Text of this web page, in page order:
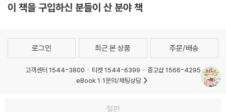
앞으로 미니가 어떻게 학교생활을 해 나가고,
미니는 할머니부터 아버지, 엄마, 오빠, 고양이 마우츠에 이르기 까지 다양
한 가족과의 소통을 통해서 자신의 상황과 사건들을 해결해 나가고 있습니
다. 그 속에서 자신도 잘 모르는 여러 가지 복잡하고 미묘한 감정들을 미니
책은 문제들을 가족이 함께 공유하고 풀어가는 모습 속에서 가족의 소중함
이 책을 구입하신 분들이 산 분야 책
절판
로그인 최근 본 상품 주문/배송
고객센터 1544-3800 티켓 1544-6399
중고샵 1566-4295
eBook 1:1문의/채팅상담
개인정보처리방침